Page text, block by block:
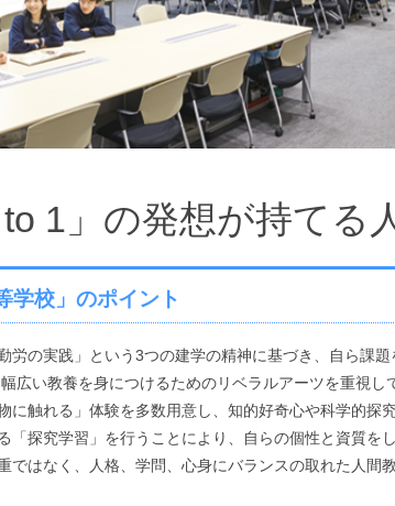
1」の発想が持てる
学校」のポイント
労の実践」という3つの建学の精神に基づき、自ら課
広い教養を身につけるためのリベラルアーツを重視し
に触れる」体験を多数用意し、知的好奇心や科学的探
「探究学習」を行うことにより、自らの個性と資質を
ではなく、人格、学問、心身にバランスの取れた人間